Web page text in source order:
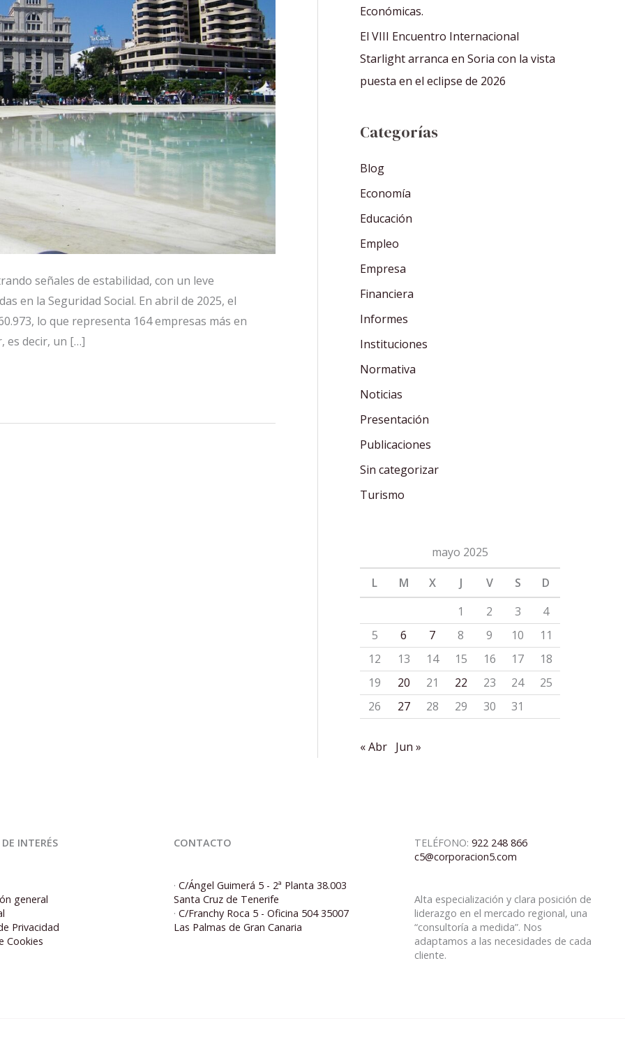
señales de estabilidad, con un leve
en la Seguridad Social. En abril de 2025, el
lo que representa 164 empresas más en
es decir, un […]
Económicas.
El VIII Encuentro Internacional
Starlight arranca en Soria con la vista
puesta en el eclipse de 2026
Categorías
Blog
Economía
Educación
Empleo
Empresa
Financiera
Informes
Instituciones
Normativa
Noticias
Presentación
Publicaciones
Sin categorizar
Turismo
mayo 2025
L
M X J V S
D
1
2 3
4
5
6 7 8 9 10
11
12
13 14 15 16 17
18
19
20 21 22 23 24
25
26
27 28 29 30 31
« Abr Jun »
INTERÉS
general
Privacidad
Cookies
CONTACTO
· C/Ángel Guimerá 5 - 2ª Planta 38.003
Santa Cruz de Tenerife
· C/Franchy Roca 5 - Oficina 504 35007
Las Palmas de Gran Canaria
TELÉFONO: 922 248 866
c5@corporacion5.com
Alta especialización y clara posición de
liderazgo en el mercado regional, una
“consultoría a medida”. Nos
adaptamos a las necesidades de cada
cliente.